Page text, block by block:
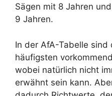
Sägen mit 8 Jahren
9 Jahren.
In der AfA-Tabelle sind
häufigsten
wobei natürlich nicht
erwähnt sein kann.